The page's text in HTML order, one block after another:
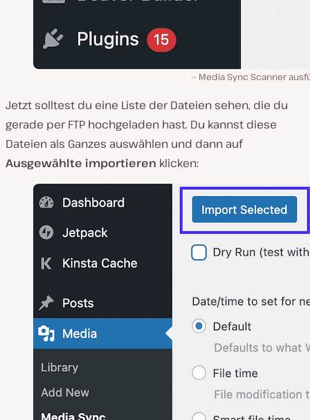
Media Sync Scanner
Jetzt solltest du eine Liste der Dateien sehen, die du
gerade per FTP hochgeladen hast. Du kannst diese
Dateien als Ganzes auswählen und dann auf
Ausgewählte importieren klicken: